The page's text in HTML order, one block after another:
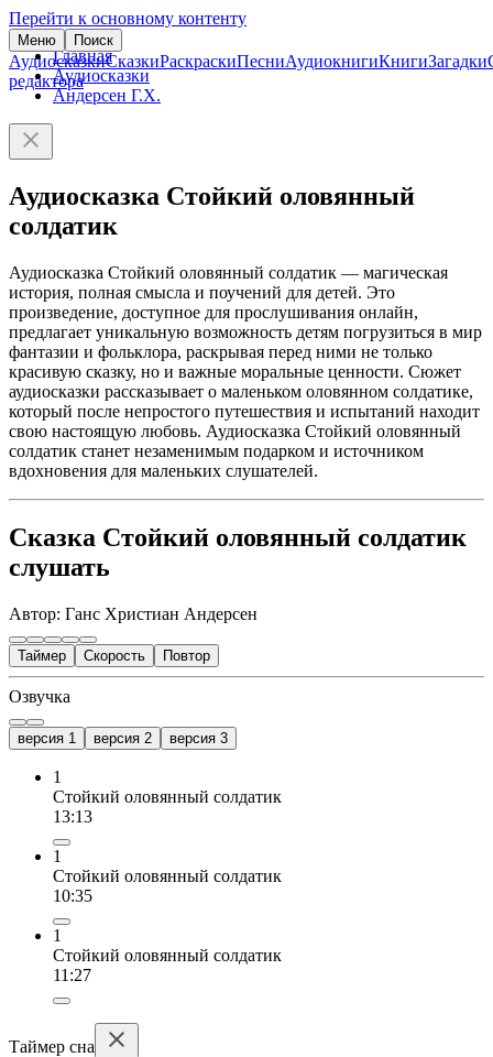
Перейти к основному контенту
Меню Поиск
АудиосказкиСказкиРаскраскиПесниАудиокнигиКнигиЗагадки
редактора
Главная
Аудиосказки
Андерсен Г.Х.
Аудиосказка Стойкий оловянный
солдатик
Аудиосказка Стойкий оловянный солдатик — магическая
история, полная смысла и поучений для детей. Это
произведение, доступное для прослушивания онлайн,
предлагает уникальную возможность детям погрузиться в мир
фантазии и фольклора, раскрывая перед ними не только
красивую сказку, но и важные моральные ценности. Сюжет
аудиосказки рассказывает о маленьком оловянном солдатике,
который после непростого путешествия и испытаний находит
свою настоящую любовь. Аудиосказка Стойкий оловянный
солдатик станет незаменимым подарком и источником
вдохновения для маленьких слушателей.
Сказка Стойкий оловянный солдатик
слушать
Автор: Ганс Христиан Андерсен
Таймер Скорость Повтор
Озвучка
версия 1 версия 2 версия 3
1
Стойкий оловянный солдатик
13:13
1
Стойкий оловянный солдатик
10:35
1
Стойкий оловянный солдатик
11:27
Таймер сна